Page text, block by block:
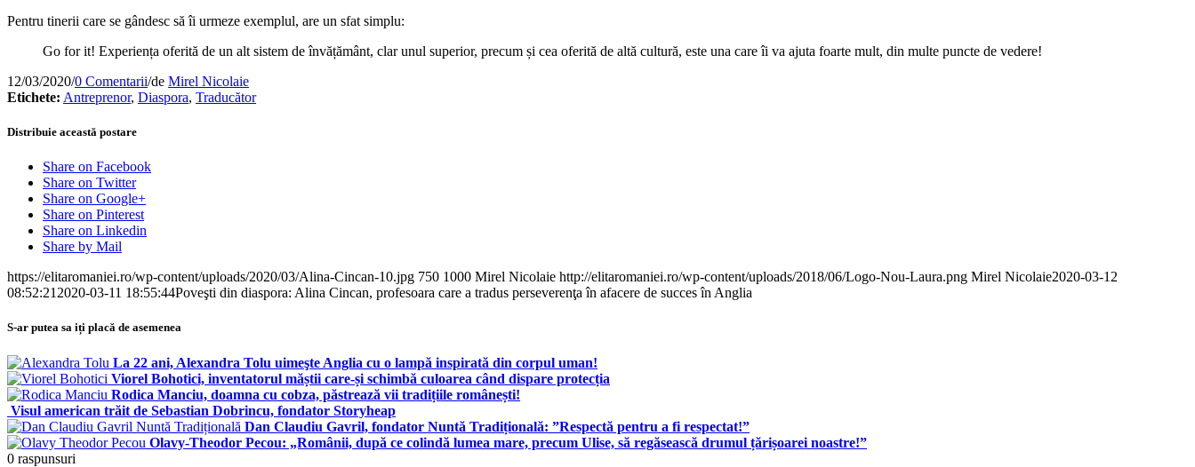
Pentru tinerii care se gândesc să îi urmeze exemplul, are un sfat simplu:
Go for it! Experiența oferită de un alt sistem de învățământ, clar unul superior, precum și cea oferită de altă cultură, este una care îi va ajuta foarte mult, din multe puncte de vedere!
12/03/2020/0 Comentarii/de Mirel Nicolaie
Etichete: Antreprenor, Diaspora, Traducător
Distribuie această postare
Share on Facebook
Share on Twitter
Share on Google+
Share on Pinterest
Share on Linkedin
Share by Mail
https://elitaromaniei.ro/wp-content/uploads/2020/03/Alina-Cincan-10.jpg 750 1000 Mirel Nicolaie http://elitaromaniei.ro/wp-content/uploads/2018/06/Logo-Nou-Laura.png Mirel Nicolaie2020-03-12
08:52:21 2020-03-11 18:55:44Poveşti din diaspora: Alina Cincan, profesoara care a tradus perseverenţa în afacere de succes în Anglia
S-ar putea sa iți placă de asemenea
La 22 ani, Alexandra Tolu uimeşte Anglia cu o lampă inspirată din corpul uman!
Viorel Bohotici, inventatorul măștii care-și schimbă culoarea când dispare protecția
Rodica Manciu, doamna cu cobza, păstrează vii tradițiile românești!
Visul american trăit de Sebastian Dobrincu, fondator Storyheap
Dan Claudiu Gavril, fondator Nuntă Tradițională: ”Respectă pentru a fi respectat!”
Olavy-Theodor Pecou: „Românii, după ce colindă lumea mare, precum Ulise, să regăsească drumul țărișoarei noastre!”
0 raspunsuri